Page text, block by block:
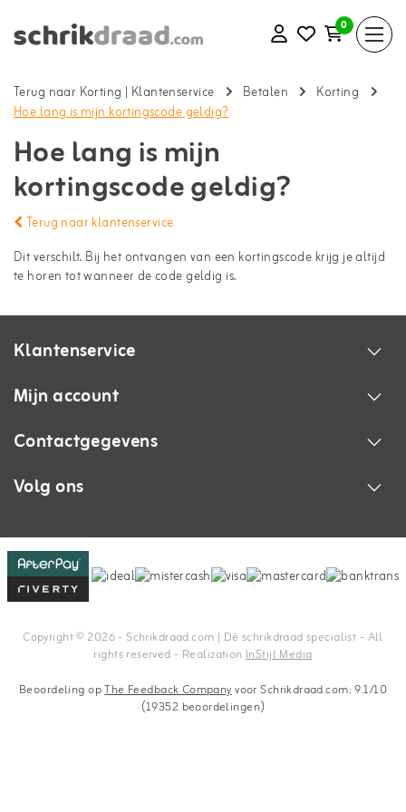
0
Terug naar Korting | Klantenservice Betalen
Korting
Hoe lang is mijn kortingscode geldig?
Hoe lang is mijn
kortingscode geldig?
Terug naar klantenservice
Dit verschilt. Bij het ontvangen van een kortingscode krijg je altijd
te horen tot wanneer de code geldig is.
Klantenservice
Mijn account
Contactgegevens
Volg ons
Copyright © 2026 - Schrikdraad.com | Dè schrikdraad specialist - All
rights reserved - RealizationInStijl Media
Beoordeling opThe Feedback Companyvoor Schrikdraad.com: 9.1/10
(19352 beoordelingen)